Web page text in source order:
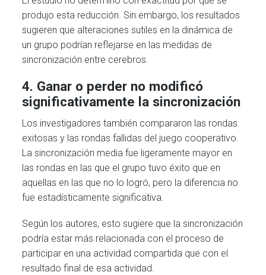
produjo esta reducción. Sin embargo, los resultados
sugieren que alteraciones sutiles en la dinámica de
un grupo podrían reflejarse en las medidas de
sincronización entre cerebros.
4. Ganar o perder no modificó
significativamente la sincronización
Los investigadores también compararon las rondas
exitosas y las rondas fallidas del juego cooperativo.
La sincronización media fue ligeramente mayor en
las rondas en las que el grupo tuvo éxito que en
aquellas en las que no lo logró, pero la diferencia no
fue estadísticamente significativa.
Según los autores, esto sugiere que la sincronización
podría estar más relacionada con el proceso de
participar en una actividad compartida que con el
resultado final de esa actividad.